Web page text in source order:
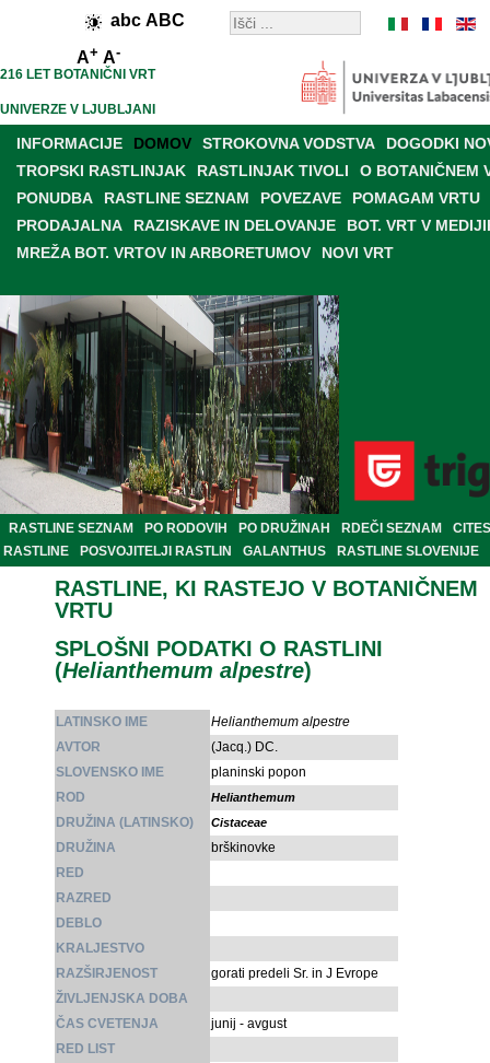
abc ABC
A+ A-
216 LET BOTANIČNI VRT
UNIVERZE V LJUBLJANI
INFORMACIJE DOMOV STROKOVNA VODSTVA
DOGODKI
TROPSKI RASTLINJAK
RASTLINJAK TIVOLI
O BOTANIČNEM
PONUDBA
RASTLINE SEZNAM POVEZAVE
POMAGAM VRTU
PRODAJALNA
RAZISKAVE IN DELOVANJE
BOT. VRT V
MREŽA BOT. VRTOV IN ARBORETUMOV
NOVI VRT
RASTLINE SEZNAM PO RODOVIH PO DRUŽINAH RDEČI SEZNAM
CITES
RASTLINE
POSVOJITELJI RASTLIN GALANTHUS RASTLINE SLOVENIJE
RASTLINE, KI RASTEJO V BOTANIČNEM
VRTU
SPLOŠNI PODATKI O RASTLINI
(Helianthemum alpestre)
LATINSKO IME
Helianthemum alpestre
AVTOR
(Jacq.) DC.
SLOVENSKO IME
planinski popon
ROD
Helianthemum
DRUŽINA (LATINSKO) Cistaceae
DRUŽINA
brškinovke
RED
RAZRED
DEBLO
KRALJESTVO
RAZŠIRJENOST
gorati predeli Sr. in J Evrope
ŽIVLJENJSKA DOBA
ČAS CVETENJA
junij - avgust
RED LIST